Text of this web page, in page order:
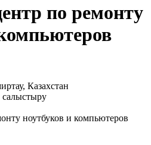
по ремонту
Казахстан
салыстыру